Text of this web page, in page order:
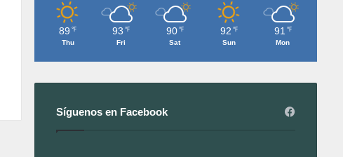
89 ℉
Thu
93 ℉
Fri
90 ℉
Sat
92 ℉
Sun
91 ℉
Mon
Síguenos en Facebook